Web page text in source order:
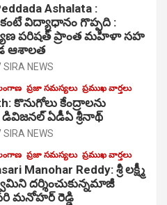
Ashalata :
విద్యాధానం గొప్పది :
పరిషత్ ప్రాంత మహిళా సహ
ఆశాలత
SIRA NEWS
ప్రజా సమస్యలు ప్రముఖ వార్తలు
కొనుగోలు కేంద్రాల‌ను
డివిజనల్ ఏడీఏ శ్రీనాథ్
SIRA NEWS
ప్రజా సమస్యలు ప్రముఖ వార్తలు
Manohar Reddy: శ్రీ లక్ష్మీ
దర్శించుకున్నమాజీ
మనోహర్ రెడ్డి